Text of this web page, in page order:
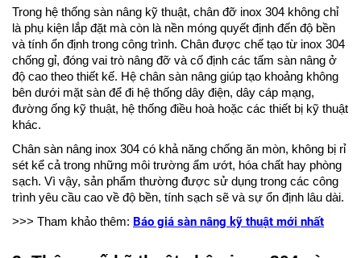
Trong hệ thống sàn nâng kỹ thuật, chân đỡ inox 304 không chỉ
là phụ kiện lắp đặt mà còn là nền móng quyết định đến độ bền
và tính ổn định trong công trình. Chân được chế tạo từ inox 304
chống gỉ, đóng vai trò nâng đỡ và cố định các tấm sàn nâng ở
độ cao theo thiết kế. Hệ chân sàn nâng giúp tạo khoảng không
bên dưới mặt sàn để đi hệ thống dây điện, dây cáp mạng,
đường ống kỹ thuật, hệ thống điều hoà hoặc các thiết bị kỹ thuật
khác.
Chân sàn nâng inox 304 có khả năng chống ăn mòn, không bị rỉ
sét kể cả trong những môi trường ẩm ướt, hóa chất hay phòng
sạch. Vì vậy, sản phẩm thường được sử dụng trong các công
trình yêu cầu cao về độ bền, tính sạch sẽ và sự ổn định lâu dài.
>>> Tham khảo thêm: Báo giá sàn nâng kỹ thuật mới nhất